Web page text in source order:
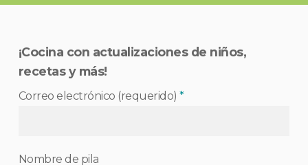
¡Cocina con actualizaciones de niños,
recetas y más!
Correo electrónico (requerido)*
Nombre de pila